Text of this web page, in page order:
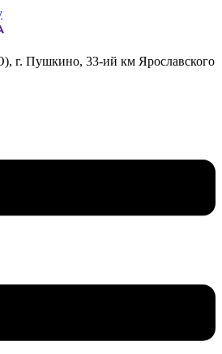
г. Пушкино, 33-ий км Ярославского